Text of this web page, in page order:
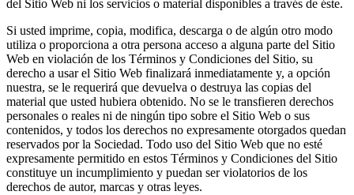
del Sitio Web ni los servicios o material disponibles a través de éste.
Si usted imprime, copia, modifica, descarga o de algún otro modo
utiliza o proporciona a otra persona acceso a alguna parte del Sitio
Web en violación de los Términos y Condiciones del Sitio, su
derecho a usar el Sitio Web finalizará inmediatamente y, a opción
nuestra, se le requerirá que devuelva o destruya las copias del
material que usted hubiera obtenido. No se le transfieren derechos
personales o reales ni de ningún tipo sobre el Sitio Web o sus
contenidos, y todos los derechos no expresamente otorgados quedan
reservados por la Sociedad. Todo uso del Sitio Web que no esté
expresamente permitido en estos Términos y Condiciones del Sitio
constituye un incumplimiento y puedan ser violatorios de los
derechos de autor, marcas y otras leyes.